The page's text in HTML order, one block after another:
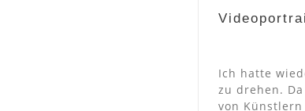
Ich hatte
zu drehen.
von